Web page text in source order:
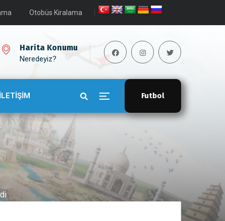
Otobüs Kiralama
Harita Konumu
Neredeyiz?
Futbol
İLETİŞİM